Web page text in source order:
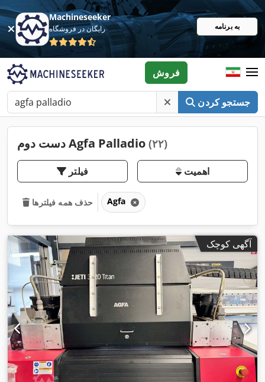
Machineseeker
رایگان در فروشگاه به برنامه
جستجو کردن
فروش
دست دوم Agfa Palladio (۲۲)
فیلتر اهمیت
حذف همه فیلترها Agfa
آگهی کوچک